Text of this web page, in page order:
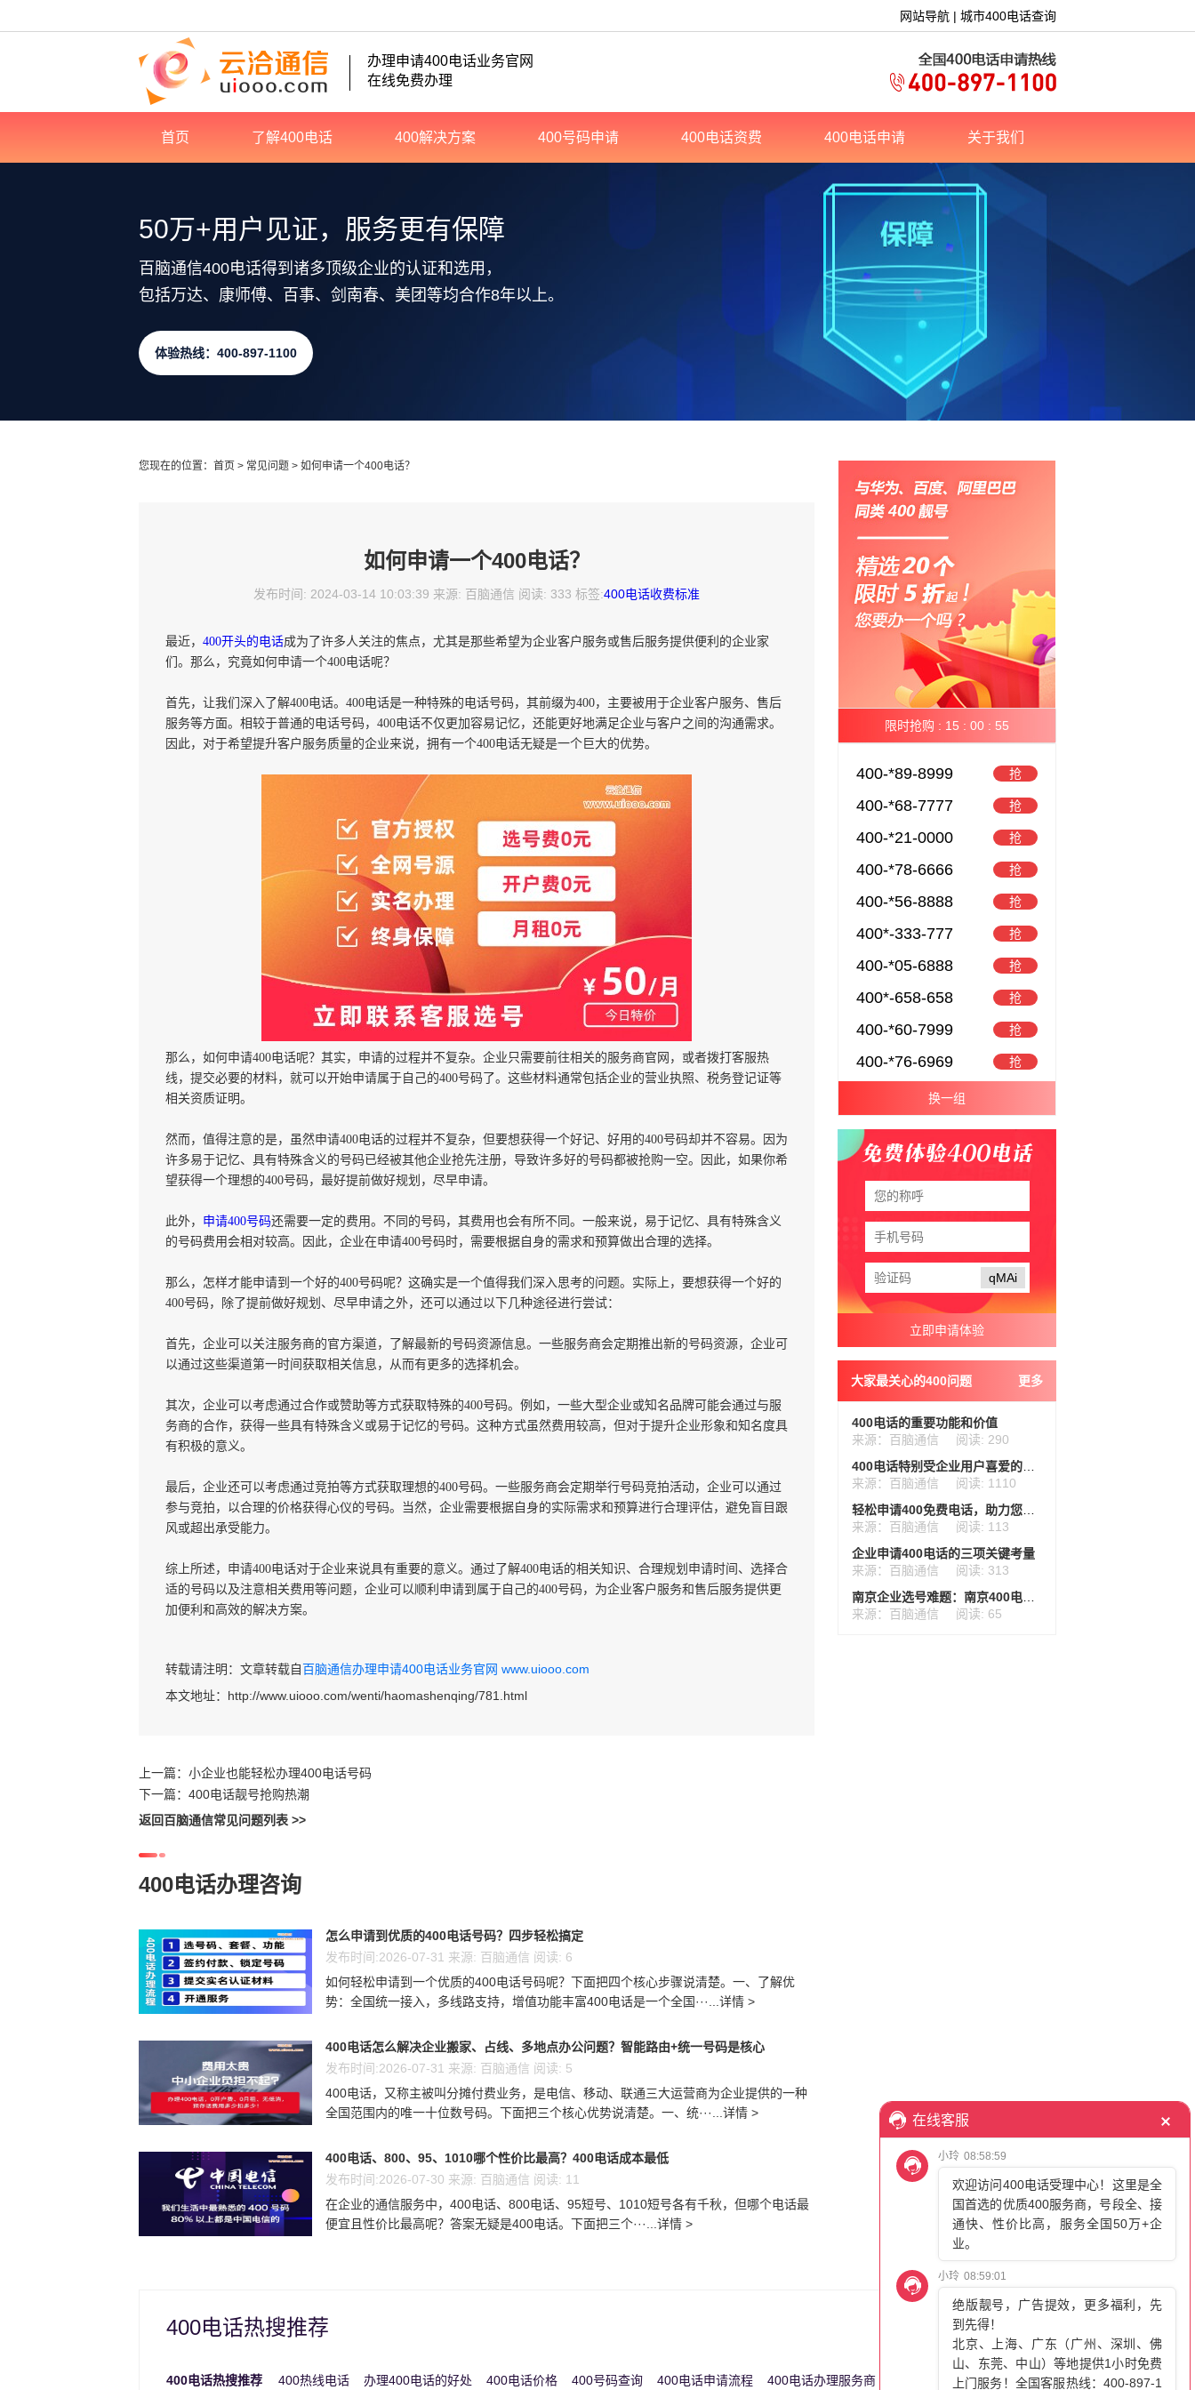
网站导航 | 城市400电话查询
办理申请400电话业务官网
在线免费办理
首页 了解400电话 400解决方案 400号码申请 400电话资费 400电话申请 关于我们
50万+用户见证，服务更有保障
百脑通信400电话得到诸多顶级企业的认证和选用，
包括万达、康师傅、百事、剑南春、美团等均合作8年以上。
体验热线：400-897-1100
您现在的位置： 首页 > 常见问题 > 如何申请一个400电话？
如何申请一个400电话？
发布时间: 2024-03-14 10:03:39 来源: 百脑通信 阅读: 333 标签:400电话收费标准
最近， 400开头的电话成为了许多人关注的焦点，尤其是那些希望为企业客户服务或售后服务提供便利的企业家
们。那么，究竟如何申请一个400电话呢？
首先，让我们深入了解400电话。400电话是一种特殊的电话号码，其前缀为400，主要被用于企业客户服务、售后
服务等方面。相较于普通的电话号码，400电话不仅更加容易记忆，还能更好地满足企业与客户之间的沟通需求。
因此，对于希望提升客户服务质量的企业来说，拥有一个400电话无疑是一个巨大的优势。
那么，如何申请400电话呢？其实，申请的过程并不复杂。企业只需要前往相关的服务商官网，或者拨打客服热
线，提交必要的材料，就可以开始申请属于自己的400号码了。这些材料通常包括企业的营业执照、税务登记证等
相关资质证明。
然而，值得注意的是，虽然申请400电话的过程并不复杂，但要想获得一个好记、好用的400号码却并不容易。因为
许多易于记忆、具有特殊含义的号码已经被其他企业抢先注册，导致许多好的号码都被抢购一空。因此，如果你希
望获得一个理想的400号码，最好提前做好规划，尽早申请。
此外， 申请400号码还需要一定的费用。不同的号码，其费用也会有所不同。一般来说，易于记忆、具有特殊含义
的号码费用会相对较高。因此，企业在申请400号码时，需要根据自身的需求和预算做出合理的选择。
那么，怎样才能申请到一个好的400号码呢？这确实是一个值得我们深入思考的问题。实际上，要想获得一个好的
400号码，除了提前做好规划、尽早申请之外，还可以通过以下几种途径进行尝试：
首先，企业可以关注服务商的官方渠道，了解最新的号码资源信息。一些服务商会定期推出新的号码资源，企业可
以通过这些渠道第一时间获取相关信息，从而有更多的选择机会。
其次，企业可以考虑通过合作或赞助等方式获取特殊的400号码。例如，一些大型企业或知名品牌可能会通过与服
务商的合作，获得一些具有特殊含义或易于记忆的号码。这种方式虽然费用较高，但对于提升企业形象和知名度具
有积极的意义。
最后，企业还可以考虑通过竞拍等方式获取理想的400号码。一些服务商会定期举行号码竞拍活动，企业可以通过
参与竞拍，以合理的价格获得心仪的号码。当然，企业需要根据自身的实际需求和预算进行合理评估，避免盲目跟
风或超出承受能力。
综上所述，申请400电话对于企业来说具有重要的意义。通过了解400电话的相关知识、合理规划申请时间、选择合
适的号码以及注意相关费用等问题，企业可以顺利申请到属于自己的400号码，为企业客户服务和售后服务提供更
加便利和高效的解决方案。
转载请注明：文章转载自百脑通信办理申请400电话业务官网 www.uiooo.com
本文地址： http://www.uiooo.com/wenti/haomashenqing/781.html
上一篇： 小企业也能轻松办理400电话号码
下一篇： 400电话靓号抢购热潮
返回百脑通信常见问题列表 >>
400电话办理咨询
怎么申请到优质的400电话号码？四步轻松搞定
发布时间:2026-07-31 来源: 百脑通信 阅读: 6
如何轻松申请到一个优质的400电话号码呢？下面把四个核心步骤说清楚。一、了解优
势：全国统一接入，多线路支持，增值功能丰富400电话是一个全国···...详情 >
400电话怎么解决企业搬家、占线、多地点办公问题？智能路由+统一号码是核心
发布时间:2026-07-31 来源: 百脑通信 阅读: 5
400电话，又称主被叫分摊付费业务，是电信、移动、联通三大运营商为企业提供的一种
全国范围内的唯一十位数号码。下面把三个核心优势说清楚。一、统···...详情 >
400电话、800、95、1010哪个性价比最高？400电话成本最低
发布时间:2026-07-30 来源: 百脑通信 阅读: 11
在企业的通信服务中，400电话、800电话、95短号、1010短号各有千秋，但哪个电话最
便宜且性价比最高呢？答案无疑是400电话。下面把三个···...详情 >
限时抢购 : 15 : 00 : 55
400-*89-8999 抢
400-*68-7777 抢
400-*21-0000 抢
400-*78-6666 抢
400-*56-8888 抢
400*-333-777 抢
400-*05-6888 抢
400*-658-658 抢
400-*60-7999 抢
400-*76-6969 抢
换一组
qMAi
大家最关心的400问题 更多
400电话的重要功能和价值
来源：百脑通信
阅读: 290
来源：百脑通信
阅读: 1110
来源：百脑通信
阅读: 113
企业申请400电话的三项关键考量
来源：百脑通信
阅读: 313
来源：百脑通信
阅读: 65
400电话热搜推荐
400电话热搜推荐 400热线电话 办理400电话的好处 400电话价格 400号码查询 400电话申请流程 400电话办理服务商 更多>>